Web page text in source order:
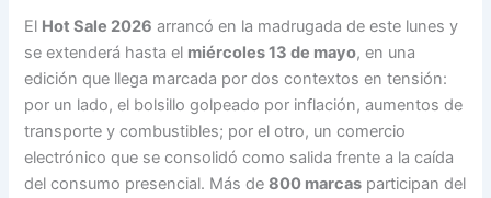
El Hot Sale 2026 arrancó en la madrugada de este lunes y
se extenderá hasta el miércoles 13 de mayo, en una
edición que llega marcada por dos contextos en tensión:
por un lado, el bolsillo golpeado por inflación, aumentos de
transporte y combustibles; por el otro, un comercio
electrónico que se consolidó como salida frente a la caída
del consumo presencial. Más de800 marcas participan del